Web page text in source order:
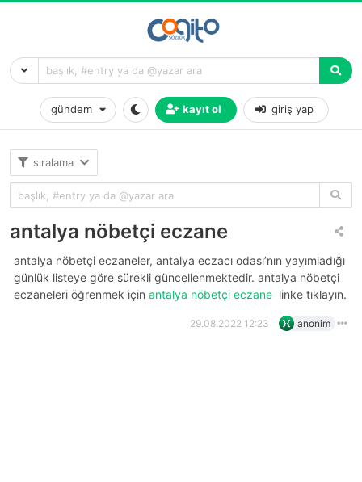
gündem kayıt ol giriş yap
sıralama
antalya nöbetçi eczane
antalya nöbetçi eczaneler, antalya eczacı odası’nın yayımladığı
günlük listeye göre sürekli güncellenmektedir. antalya nöbetçi
eczaneleri öğrenmek için antalya nöbetçi eczane linke tıklayın.
29.08.2022 12:23 anonim